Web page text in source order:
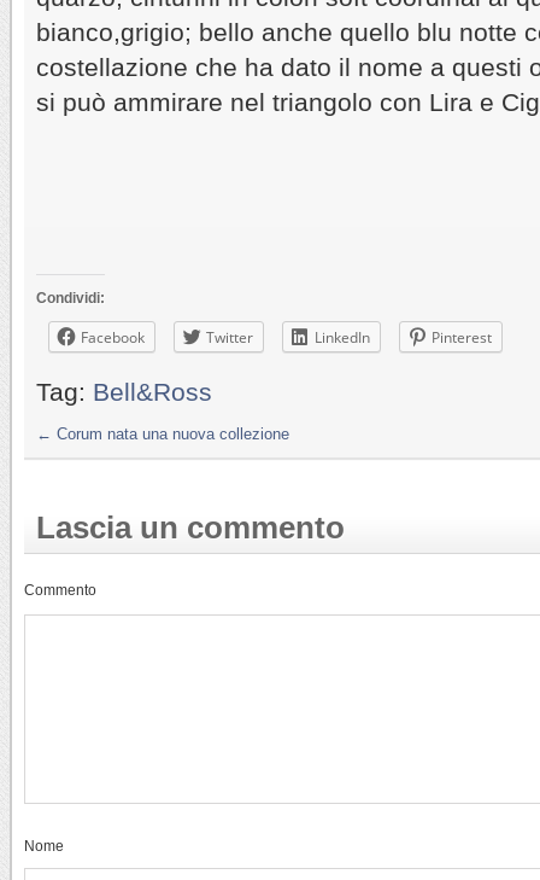
bianco,grigio; bello anche quello blu notte
costellazione che ha dato il nome a questi
si può ammirare nel triangolo con Lira e
Condividi:
Facebook Twitter LinkedIn Pinterest
Tag: Bell&Ross
← Corum nata una nuova collezione
Lascia un commento
Commento
Nome